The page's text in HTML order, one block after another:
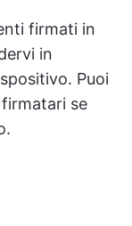
firmati in
in
Puoi
se